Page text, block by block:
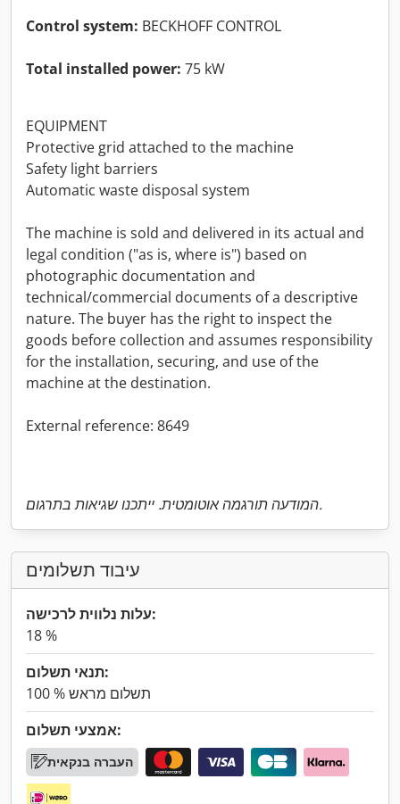
Control system: BECKHOFF CONTROL
Total installed power: 75 kW
EQUIPMENT
Protective grid attached to the machine
Safety light barriers
Automatic waste disposal system
The machine is sold and delivered in its actual and
legal condition ("as is, where is") based on
photographic documentation and
technical/commercial documents of a descriptive
nature. The buyer has the right to inspect the
goods before collection and assumes responsibility
for the installation, securing, and use of the
machine at the destination.
External reference: 8649
המודעה תורגמה אוטומטית. ייתכנו שגיאות בתרגום.
עיבוד תשלומים
עלות נלווית לרכישה:
18 %
תנאי תשלום:
100 % תשלום מראש
אמצעי תשלום:
העברה בנקאית